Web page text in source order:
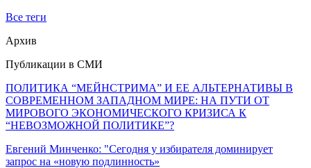
Все теги
Архив
Публикации в СМИ
ПОЛИТИКА “МЕЙНСТРИМА” И ЕЕ АЛЬТЕРНАТИВЫ В
СОВРЕМЕННОМ ЗАПАДНОМ МИРЕ: НА ПУТИ ОТ
МИРОВОГО ЭКОНОМИЧЕСКОГО КРИЗИСА К
“НЕВОЗМОЖНОЙ ПОЛИТИКЕ”?
Евгений Минченко: "Сегодня у избирателя доминирует
запрос на «новую подлинность»